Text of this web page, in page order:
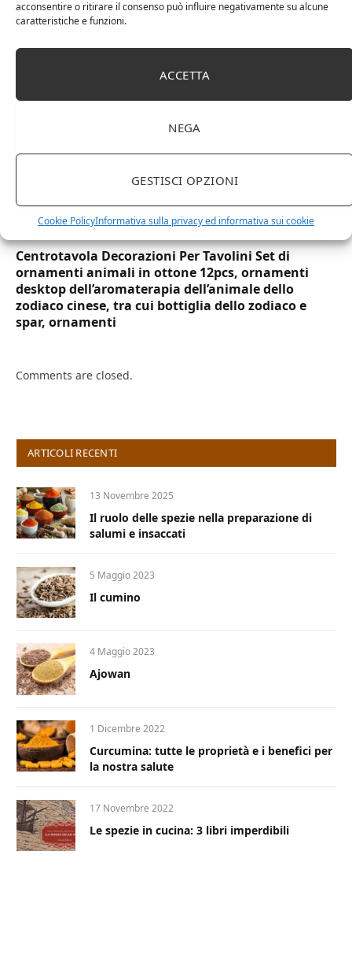
acconsentire o ritirare il consenso può influire negativamente su alcune
caratteristiche e funzioni.
ACCETTA
NEGA
GESTISCI OPZIONI
Cookie PolicyInformativa sulla privacy ed informativa sui cookie
usa e getta bicchiere riciclabili per acqua bevande
Centrotavola Decorazioni Per Tavolini Set di
ornamenti animali in ottone 12pcs, ornamenti
desktop dell’aromaterapia dell’animale dello
zodiaco cinese, tra cui bottiglia dello zodiaco e
spar, ornamenti
Comments are closed.
ARTICOLI RECENTI
13 Novembre 2025
Il ruolo delle spezie nella preparazione di
salumi e insaccati
5 Maggio 2023
Il cumino
4 Maggio 2023
Ajowan
1 Dicembre 2022
Curcumina: tutte le proprietà e i benefici per
la nostra salute
17 Novembre 2022
Le spezie in cucina: 3 libri imperdibili